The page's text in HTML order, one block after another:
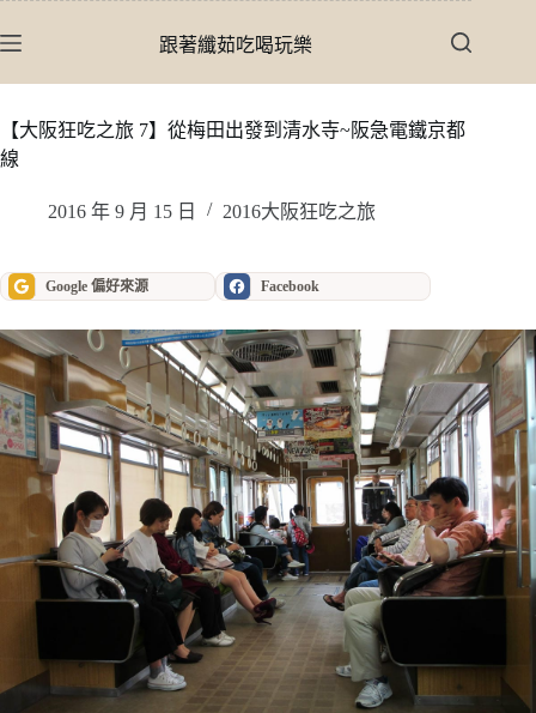
至
內
容
跟著纖茹吃喝玩樂
【大阪狂吃之旅 7】從梅田出發到清水寺~阪急電鐵京都
線
2016 年 9 月 15 日 2016大阪狂吃之旅
Google 偏好來源 Facebook